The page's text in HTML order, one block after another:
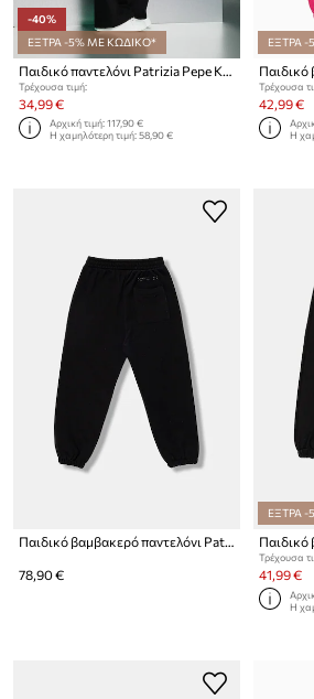
-40%
ΕΞΤΡΑ -5% ΜΕ ΚΩΔΙΚΟ*
Παιδικό παντελόνι Patrizia Pepe K103
Τρέχουσα τιμή:
34,99 €
Αρχική τιμή:117,90 €
Η χαμηλότερη τιμή:58,90 €
ΕΞΤΡΑ -
Τρέχουσα
42,99 €
Η
Παιδικό βαμβακερό παντελόνι Patrizia Pepe K103
78,90 €
ΕΞΤΡΑ -
Τρέχουσα
41,99 €
Η